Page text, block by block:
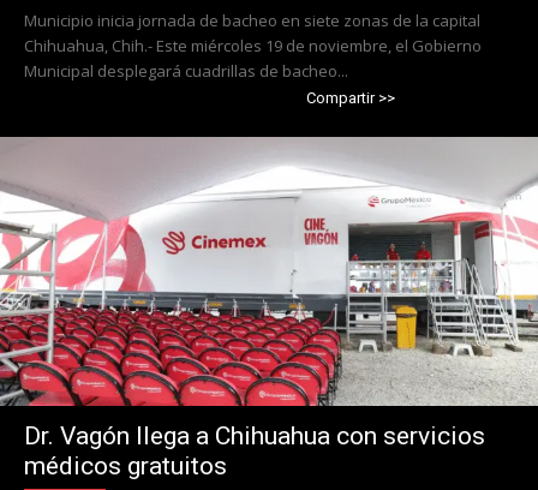
Municipio inicia jornada de bacheo en siete zonas de la capital
Chihuahua, Chih.- Este miércoles 19 de noviembre, el Gobierno
Municipal desplegará cuadrillas de bacheo...
Compartir >>
Dr. Vagón llega a Chihuahua con servicios
médicos gratuitos